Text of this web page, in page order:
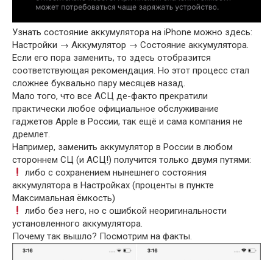
Узнать состояние аккумулятора на iPhone можно здесь:
Настройки → Аккумулятор → Состояние аккумулятора.
Если его пора заменить, то здесь отобразится
соответствующая рекомендация. Но этот процесс стал
сложнее буквально пару месяцев назад.
Мало того, что все АСЦ де-факто прекратили
практически любое официальное обслуживание
гаджетов Apple в России, так ещё и сама компания не
дремлет.
Например, заменить аккумулятор в России в любом
стороннем СЦ (и АСЦ!) получится только двумя путями:
либо с сохранением нынешнего состояния
аккумулятора в Настройках (проценты в пункте
Максимальная ёмкость)
либо без него, но с ошибкой неоригинальности
установленного аккумулятора.
Почему так вышло? Посмотрим на факты.